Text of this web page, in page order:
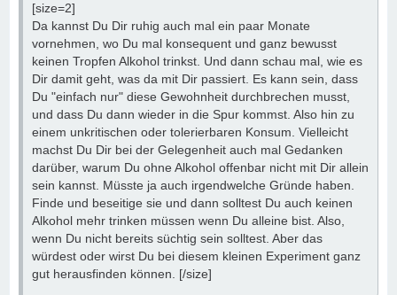
[size=2]
Da kannst Du Dir ruhig auch mal ein paar Monate
vornehmen, wo Du mal konsequent und ganz bewusst
keinen Tropfen Alkohol trinkst. Und dann schau mal, wie es
Dir damit geht, was da mit Dir passiert. Es kann sein, dass
Du "einfach nur" diese Gewohnheit durchbrechen musst,
und dass Du dann wieder in die Spur kommst. Also hin zu
einem unkritischen oder tolerierbaren Konsum. Vielleicht
machst Du Dir bei der Gelegenheit auch mal Gedanken
darüber, warum Du ohne Alkohol offenbar nicht mit Dir allein
sein kannst. Müsste ja auch irgendwelche Gründe haben.
Finde und beseitige sie und dann solltest Du auch keinen
Alkohol mehr trinken müssen wenn Du alleine bist. Also,
wenn Du nicht bereits süchtig sein solltest. Aber das
würdest oder wirst Du bei diesem kleinen Experiment ganz
gut herausfinden können. [/size]